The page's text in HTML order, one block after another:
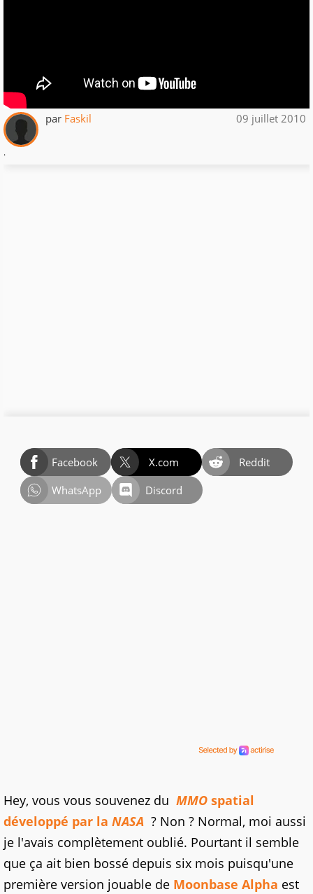
par Faskil 09 juillet 2010
.
Facebook X.com
Reddit
WhatsApp
Discord
Hey, vous vous souvenez du MMO spatial
développé par la NASA ? Non ? Normal, moi aussi
je l'avais complètement oublié. Pourtant il semble
que ça ait bien bossé depuis six mois puisqu'une
première version jouable de Moonbase Alpha est